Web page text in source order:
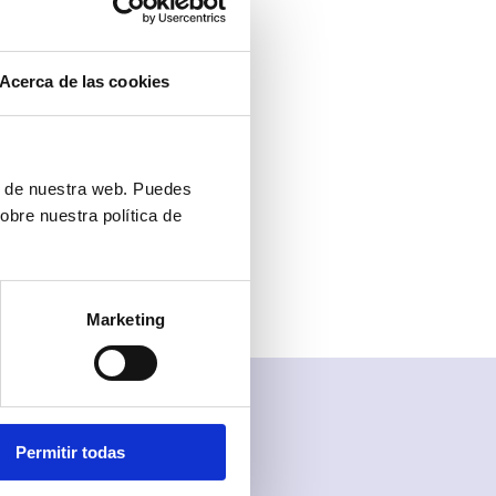
Acerca de las cookies
nuestra web. Puedes
nuestra política de
Marketing
Permitir todas
para
de 6.750